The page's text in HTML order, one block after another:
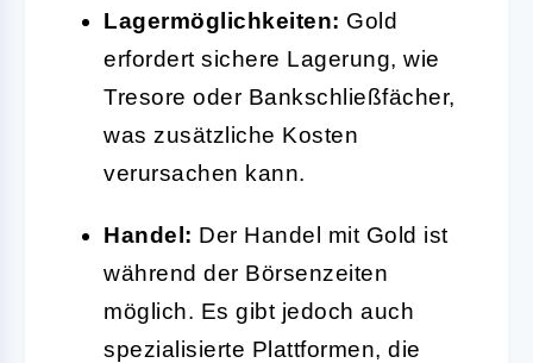
Lagermöglichkeiten: Gold
erfordert sichere Lagerung, wie
Tresore oder Bankschließfächer,
was zusätzliche Kosten
verursachen kann.
Handel: Der Handel mit Gold ist
während der Börsenzeiten
möglich. Es gibt jedoch auch
spezialisierte Plattformen, die